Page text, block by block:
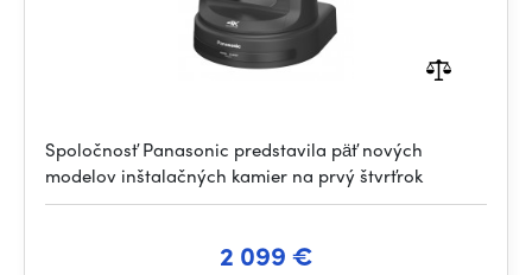
Spoločnosť Panasonic predstavila päť nových
modelov inštalačných kamier na prvý štvrťrok
2 099 €